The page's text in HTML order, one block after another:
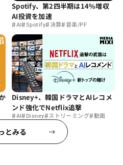
Spotify、第2四半期は14%増収
AI投資を加速
#AI#Spotify#決算#音楽/PF
Disney+、韓国ドラマとAIレコメ
ンド強化でNetflix追撃
#AI# Disney#ストリーミング#動画
とみる